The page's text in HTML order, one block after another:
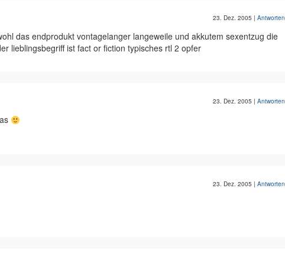
23. Dez. 2005 | Antworten
das endprodukt vontagelanger langeweile und akkutem sexentzug die
lieblingsbegriff ist fact or fiction typisches rtl 2 opfer
23. Dez. 2005 | Antworten
23. Dez. 2005 | Antworten